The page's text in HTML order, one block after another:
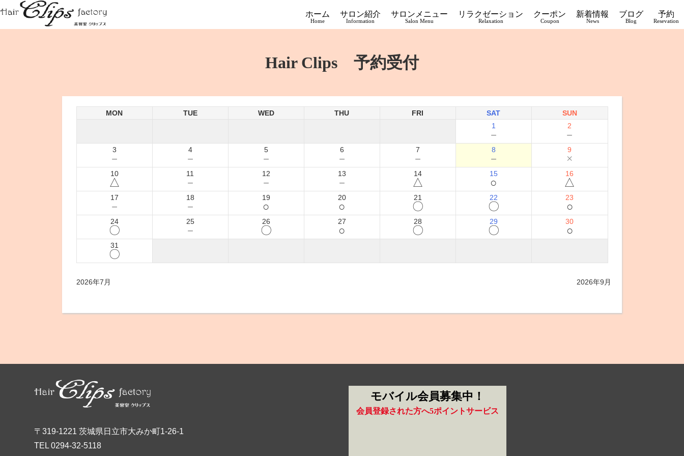
ホーム
Home
サロン紹介
Information
サロンメニュー
Salon Menu
リラクゼーション
Relaxation
クーポン
Coupon
新着情報
News
ブログ
Blog
予約
Resevation
Hair Clips 予約受付
MON TUE WED THU FRI SAT
SUN
1
－
2
－
3
－
4
－
5
－
6
－
7
－
8
－
9
×
10
△
11
－
12
－
13
－
14
△
15
○
16
△
17
－
18
－
19
○
20
○
21
〇
22
〇
23
○
24
〇
25
－
26
〇
27
○
28
〇
29
〇
30
○
31
〇
2026年7月 2026年9月
〒319-1221 茨城県日立市大みか町1-26-1
TEL 0294-32-5118
モバイル会員募集中！
会員登録された方へ5ポイントサービス